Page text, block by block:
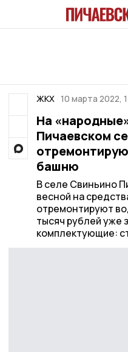
ЖКХ 10 марта 2022,
На
Пичаевском
башню
В селе Свиньино
весной на
отремонтируют
тысяч рублей уже
комплектующие: